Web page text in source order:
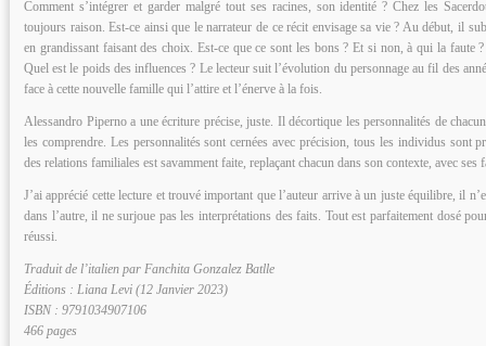
Comment s’intégrer et garder malgré tout ses racines, son identité ? Chez les
toujours raison. Est-ce ainsi que le narrateur de ce récit envisage sa vie ? Au début, il
en grandissant faisant des choix. Est-ce que ce sont les bons ? Et si non, à qui la faute
Quel est le poids des influences ? Le lecteur suit l’évolution du personnage au fil des
face à cette nouvelle famille qui l’attire et l’énerve à la fois.
Alessandro Piperno a une écriture précise, juste. Il décortique les personnalités de
les comprendre. Les personnalités sont cernées avec précision, tous les individus sont
des relations familiales est savamment faite, replaçant chacun dans son contexte, avec ses
J’ai apprécié cette lecture et trouvé important que l’auteur arrive à un juste équilibre, il
dans l’autre, il ne surjoue pas les interprétations des faits. Tout est parfaitement dosé
réussi.
Traduit de l’italien par Fanchita Gonzalez Batlle
Éditions : Liana Levi (12 Janvier 2023)
ISBN : 9791034907106
466 pages